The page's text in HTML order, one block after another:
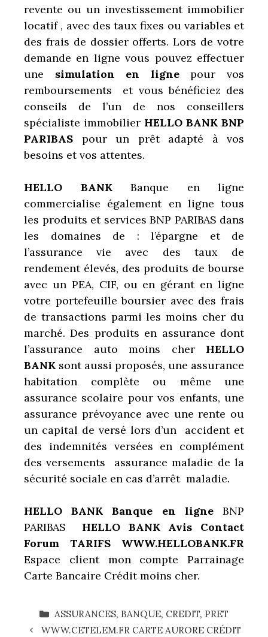
revente ou un investissement immobilier
locatif , avec des taux fixes ou variables et
des frais de dossier offerts. Lors de votre
demande en ligne vous pouvez effectuer
une simulation en lignepour vos
remboursements et vous bénéficiez des
conseils de l’un de nos conseillers
spécialiste immobilier HELLO BANK BNP
PARIBAS pour un prêt adapté à vos
besoins et vos attentes.
HELLO BANKBanque en ligne
commercialise également en ligne tous
les produits et services BNP PARIBAS dans
les domaines de : l’épargne et de
l’assurance vie avec des taux de
rendement élevés, des produits de bourse
avec un PEA, CIF, ou en gérant en ligne
votre portefeuille boursier avec des frais
de transactions parmi les moins cher du
marché. Des produits en assurance dont
l’assurance auto moins cher HELLO
BANK sont aussi proposés, une assurance
habitation complète ou même une
assurance scolaire pour vos enfants, une
assurance prévoyance avec une rente ou
un capital de versé lors d’un accident et
des indemnités versées en complément
des versements assurance maladie de la
sécurité sociale en cas d’arrêt maladie.
HELLO BANK Banque en ligne BNP
PARIBAS HELLO BANK Avis Contact
Forum TARIFS WWW.HELLOBANK.FR
Espace client mon compte Parrainage
Carte Bancaire Crédit moins cher.
CATÉGORIES
ASSURANCES, BANQUE, CREDIT, PRET
WWW.CETELEM.FR CARTE AURORE CRÉDIT